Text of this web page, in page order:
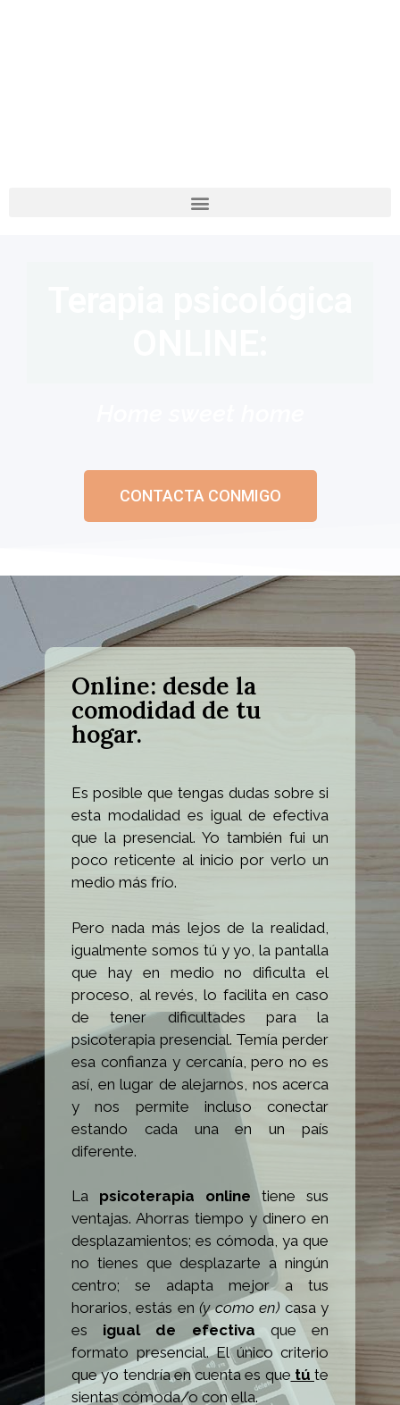
CONTACTA CONMIGO
Online: desde la
comodidad de tu
hogar.
Es posible que tengas dudas sobre si
esta modalidad es igual de efectiva
que la presencial. Yo también fui un
poco reticente al inicio por verlo un
medio más frío.
Pero nada más lejos de la realidad,
igualmente somos tú y yo, la pantalla
que hay en medio no dificulta el
proceso, al revés, lo facilita en caso
de tener dificultades para la
psicoterapia presencial. Temía perder
esa confianza y cercanía, pero no es
así, en lugar de alejarnos, nos acerca
y nos permite incluso conectar
estando cada una en un país
diferente.
La psicoterapia online tiene sus
ventajas. Ahorras tiempo y dinero en
desplazamientos; es cómoda, ya que
no tienes que desplazarte a ningún
centro; se adapta mejor a tus
horarios, estás en(y como en) casa y
es igual de efectiva que en
formato presencial. El único criterio
que yo tendría en cuenta es que tú te
sientas cómoda/o con ella.